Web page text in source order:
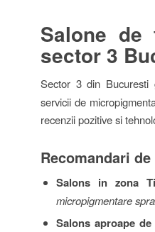
Salone de
sector 3
Sector 3 din Bucuresti
servicii de
recenzii pozitive si
Recomandari
Salons in zona
micropigmentare
Salons aproape